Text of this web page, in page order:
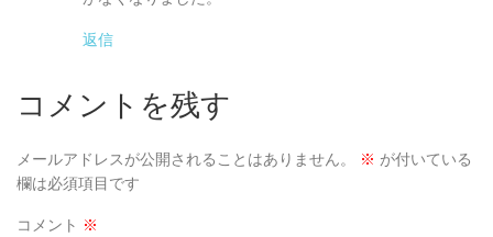
返信
コメントを残す
メールアドレスが公開されることはありません。 ※ が付いている
欄は必須項目です
コメント ※